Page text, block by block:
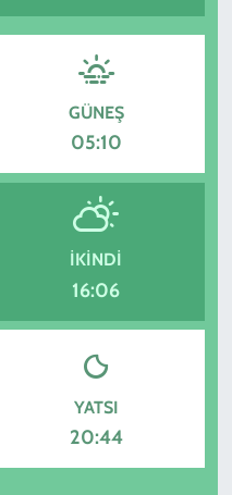
GÜNEŞ
05:10
İKINDI
16:06
YATSI
20:44